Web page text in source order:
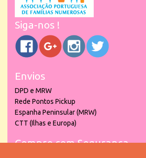
Siga-nos !
Envios
DPD e MRW
Rede Pontos Pickup
Espanha Peninsular (MRW)
CTT (Ilhas e Europa)
Compre com Segurança